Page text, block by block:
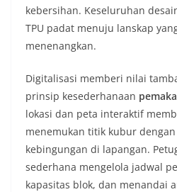
kebersihan. Keseluruhan
TPU padat menuju lanskap
menenangkan.
Digitalisasi memberi nilai
prinsip kesederhanaan
lokasi dan peta interaktif
menemukan titik kubur
kebingungan di lapangan.
sederhana mengelola jadwal
kapasitas blok, dan menandai